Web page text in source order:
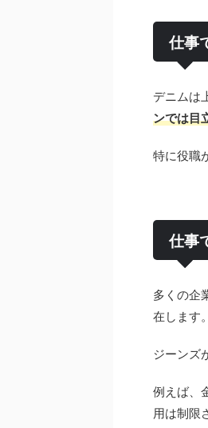
仕事
デニムは
ンでは目
特に役職
仕事
多くの企
在します。
ジーンズ
例えば、
用は制限